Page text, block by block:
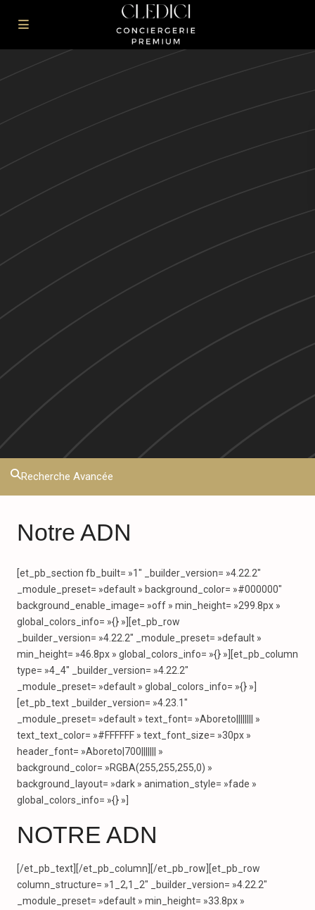
Recherche Avancée
Notre ADN
[et_pb_section fb_built= »1″ _builder_version= »4.22.2″
_module_preset= »default » background_color= »#000000″
background_enable_image= »off » min_height= »299.8px »
global_colors_info= »{} »][et_pb_row
_builder_version= »4.22.2″ _module_preset= »default »
min_height= »46.8px » global_colors_info= »{} »][et_pb_column
type= »4_4″ _builder_version= »4.22.2″
_module_preset= »default » global_colors_info= »{} »]
[et_pb_text _builder_version= »4.23.1″
_module_preset= »default » text_font= »Aboreto|||||||| »
text_text_color= »#FFFFFF » text_font_size= »30px »
header_font= »Aboreto|700||||||| »
background_color= »RGBA(255,255,255,0) »
background_layout= »dark » animation_style= »fade »
global_colors_info= »{} »]
NOTRE ADN
[/et_pb_text][/et_pb_column][/et_pb_row][et_pb_row
column_structure= »1_2,1_2″ _builder_version= »4.22.2″
_module_preset= »default » min_height= »33.8px »